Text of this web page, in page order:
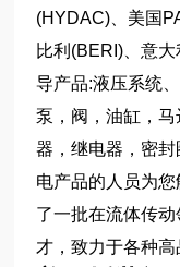
(HYDAC)、美国
比利(BERI)、意
导产品:液压系统
泵，阀，油缸，
器，继电器，密
电产品的人员为
了一批在流体传
才，致力于各种高